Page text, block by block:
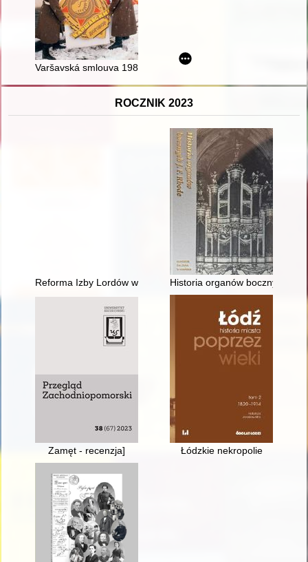
Varšavská smlouva 1985-1991 : dezintegrace a rozpad
ROCZNIK 2023
Reforma Izby Lordów w praktyce politycznej i doktrynie
Historia organów bocznych J.
Zamęt - recenzja] Łódzkie nekropolie